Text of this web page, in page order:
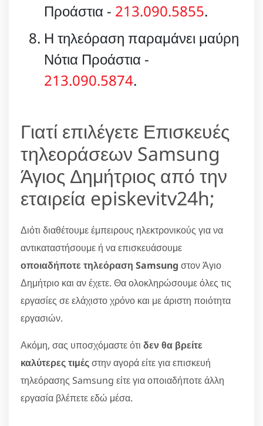
Προάστια - 213.090.5855.
Η τηλεόραση παραμάνει μαύρη
Νότια Προάστια -
213.090.5874.
Γιατί επιλέγετε Επισκευές
τηλεοράσεων Samsung
Άγιος Δημήτριος από την
εταιρεία episkevitv24h;
Διότι διαθέτουμε έμπειρους ηλεκτρονικούς για να
αντικαταστήσουμε ή να επισκευάσουμε
οποιαδήποτε τηλεόραση Samsung στον Άγιο
Δημήτριο και αν έχετε. Θα ολοκληρώσουμε όλες τις
εργασίες σε ελάχιστο χρόνο και με άριστη ποιότητα
εργασιών.
Ακόμη, σας υποσχόμαστε ότι δεν θα βρείτε
καλύτερες τιμέςστην αγορά είτε για επισκευή
τηλεόρασης Samsung είτε για οποιαδήποτε άλλη
εργασία βλέπετε εδώ μέσα.